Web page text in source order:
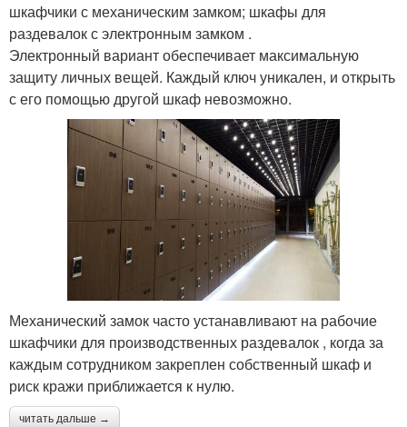
шкафчики с механическим замком; шкафы для
раздевалок с электронным замком .
Электронный вариант обеспечивает максимальную
защиту личных вещей. Каждый ключ уникален, и открыть
с его помощью другой шкаф невозможно.
Механический замок часто устанавливают на рабочие
шкафчики для производственных раздевалок , когда за
каждым сотрудником закреплен собственный шкаф и
риск кражи приближается к нулю.
читать дальше →